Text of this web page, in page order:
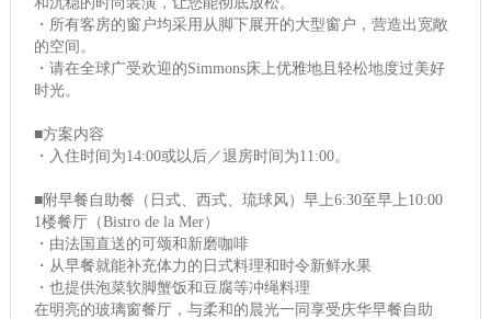
・所有客房的窗户均采用从脚下展开的大型窗户，营造出宽敞
的空间。
・请在全球广受欢迎的Simmons床上优雅地且轻松地度过美好
时光。
■方案内容
・入住时间为14:00或以后／退房时间为11:00。
■附早餐自助餐（日式、西式、琉球风）早上6:30至早上10:00
1楼餐厅（Bistro de la Mer）
・由法国直送的可颂和新磨咖啡
・从早餐就能补充体力的日式料理和时令新鲜水果
・也提供泡菜软脚蟹饭和豆腐等冲绳料理
在明亮的玻璃窗餐厅，与柔和的晨光一同享受庆华早餐自助